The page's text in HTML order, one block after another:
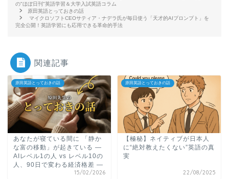
の"ほぼ日刊"英語学習＆大学入試英語コラム
原田英語とっておきの話
マイクロソフトCEOサティア・ナデラ氏が毎日使う「天才的AIプロンプト」を
完全公開！英語学習にも応用できる革命的手法
関連記事
原田英語とっておきの話
あなたが寝ている間に 「静か
な富の移動」が起きている ―
AIレベル1の人 vs レベル10の
人、90日で変わる経済格差 ―
15/02/2026
原田英語とっておきの話
【極秘】ネイティブが日本人
に“絶対教えたくない”英語の真
実
22/08/2025